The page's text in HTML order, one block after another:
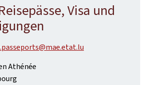
Visa und
Athénée